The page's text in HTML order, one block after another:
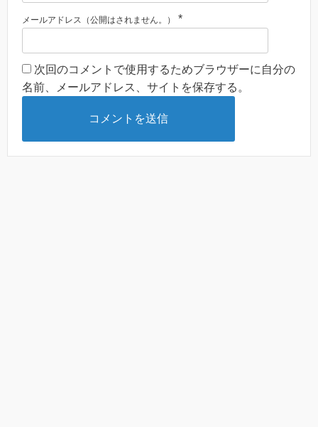
メールアドレス（公開はされません。） *
次回のコメントで使用するためブラウザーに自分の
名前、メールアドレス、サイトを保存する。